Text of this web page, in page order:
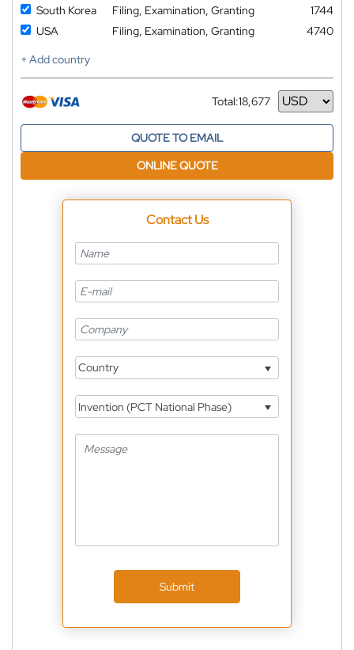
South Korea Filing, Examination, Granting
1744
USA
Filing, Examination, Granting
4740
+ Add country
Total:18,677
Currency
QUOTE TO EMAIL
ONLINE QUOTE
Contact Us
Country
Invention (PCT National Phase)
Submit